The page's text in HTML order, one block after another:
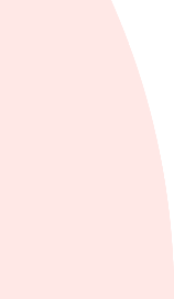
framgång för en
fungerar på